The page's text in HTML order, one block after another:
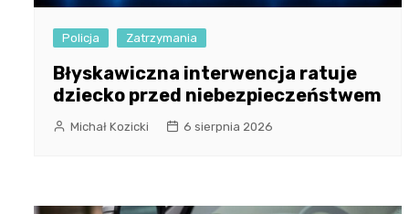
Policja Zatrzymania
Błyskawiczna interwencja ratuje
dziecko przed niebezpieczeństwem
Michał Kozicki 6 sierpnia 2026